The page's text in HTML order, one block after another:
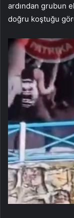
ardından grubun
doğru koştuğu